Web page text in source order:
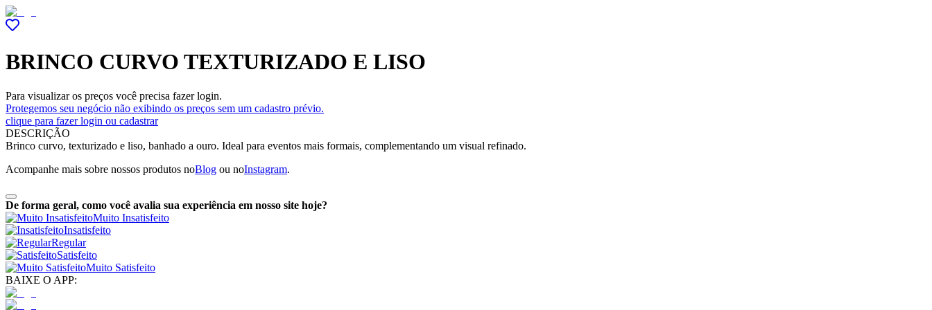
BRINCO CURVO TEXTURIZADO E LISO
Para visualizar os preços você precisa fazer login.
Protegemos seu negócio não exibindo os preços sem um cadastro prévio.
clique para fazer login ou cadastrar
DESCRIÇÃO
Brinco curvo, texturizado e liso, banhado a ouro. Ideal para eventos mais formais, complementando um visual refinado.
Acompanhe mais sobre nossos produtos noBlog ou noInstagram.
De forma geral, como você avalia sua experiência em nosso site hoje?
Muito Insatisfeito
Insatisfeito
Regular
Satisfeito
Muito Satisfeito
BAIXE O APP: